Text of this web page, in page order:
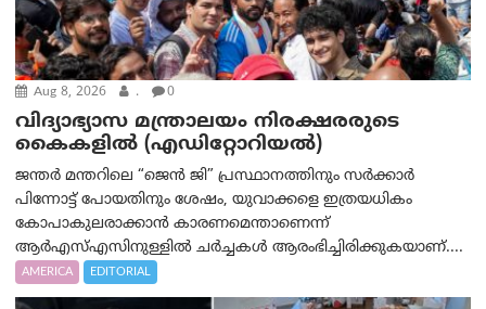
Aug 8, 2026 . 0
വിദ്യാഭ്യാസ മന്ത്രാലയം നിരക്ഷരരുടെ
കൈകളിൽ (എഡിറ്റോറിയല്‍)
ജന്തർ മന്തറിലെ “ജെൻ ജി” പ്രസ്ഥാനത്തിനും സർക്കാർ
പിന്നോട്ട് പോയതിനും ശേഷം, യുവാക്കളെ ഇത്രയധികം
കോപാകുലരാക്കാൻ കാരണമെന്താണെന്ന്
ആർ‌എസ്‌എസിനുള്ളിൽ ചർച്ചകൾ ആരംഭിച്ചിരിക്കുകയാണ്....
AMERICA EDITORIAL